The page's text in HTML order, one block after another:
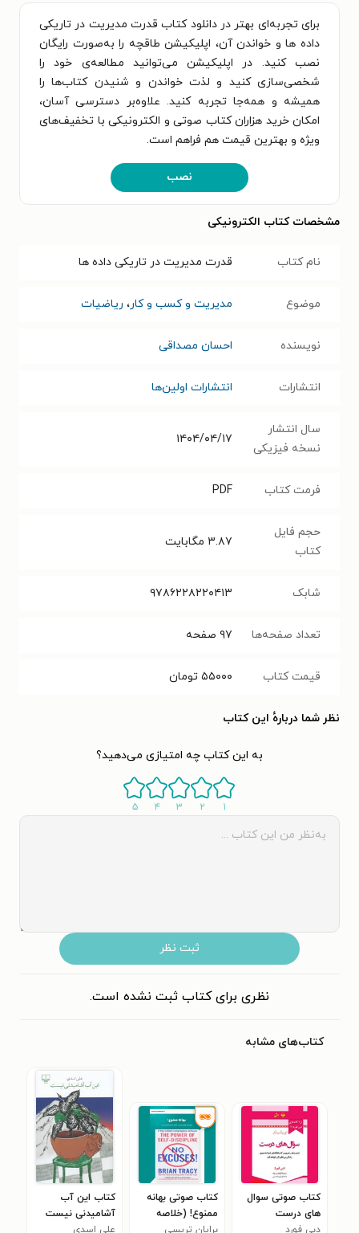
برای تجربه‌ای بهتر در دانلود کتاب قدرت مدیریت در تاریکی
داده ها و خواندن آن، اپلیکیشن طاقچه را به‌صورت رایگان
نصب کنید. در اپلیکیشن می‌توانید مطالعه‌ی خود را
شخصی‌سازی کنید و لذت خواندن و شنیدن کتاب‌ها را
همیشه و همه‌جا تجربه کنید. علاوه‌بر دسترسی آسان،
امکان خرید هزاران کتاب صوتی و الکترونیکی با تخفیف‌های
ویژه و بهترین قیمت هم فراهم است.
نصب
مشخصات کتاب الکترونیکی
نام کتاب قدرت مدیریت در تاریکی داده ها
موضوع مدیریت و کسب و کار، ریاضیات
نویسنده احسان مصداقی
انتشارات انتشارات اولین‌ها
سال انتشار
نسخه فیزیکی
۱۴۰۴/۰۴/۱۷
فرمت کتاب PDF
حجم فایل
کتاب
۳.۸۷ مگابایت
شابک ۹۷۸۶۲۲۸۲۲۰۴۱۳
تعداد صفحه‌ها ۹۷ صفحه
قیمت کتاب ۵۵۰۰۰ تومان
نظر شما دربارهٔ این کتاب
به این کتاب چه امتیازی می‌دهید؟
۱ ۲ ۳ ۴ ۵
ثبت نظر
نظری برای کتاب ثبت نشده است.
کتاب‌های مشابه
کتاب صوتی سوال
های درست
دبی فورد
کتاب صوتی بهانه
ممنوع! (خلاصه
کتاب)
برایان تریسی
کتاب این آب
آشامیدنی نیست
علی اسدی